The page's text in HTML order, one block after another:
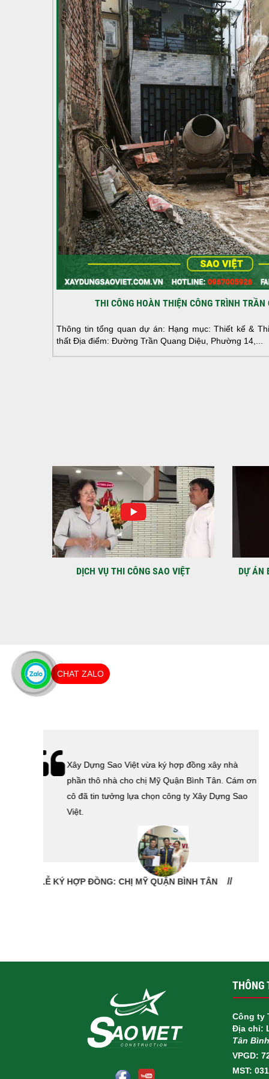
THI CÔNG HOÀN THIỆN CÔNG TRÌNH TRẦN
Thông tin tổng quan dự án: Hạng mục: Thiết kế &
thất Địa điểm: Đường Trần Quang Diệu, Phường 14,...
DỰ ÁN BAO GỒM TRỆT, 3 LẦU VÀ SÂN
Lễ bàn giao nhà cho gia đình Cô Vân quận 11.
Cám ơn anh Tính đã tin tưởng, lựa chọn công ty
Xây Dựng Sao Việt.
LỄ BÀN GIAO NHÀ: CÔ VÂN QUẬN 11
THÔNG
Công ty
Địa chỉ:
Tân
VPGD:
MST:
CHAT ZALO